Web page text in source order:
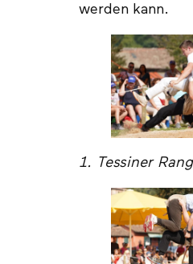
werden kann.
1. Tessiner